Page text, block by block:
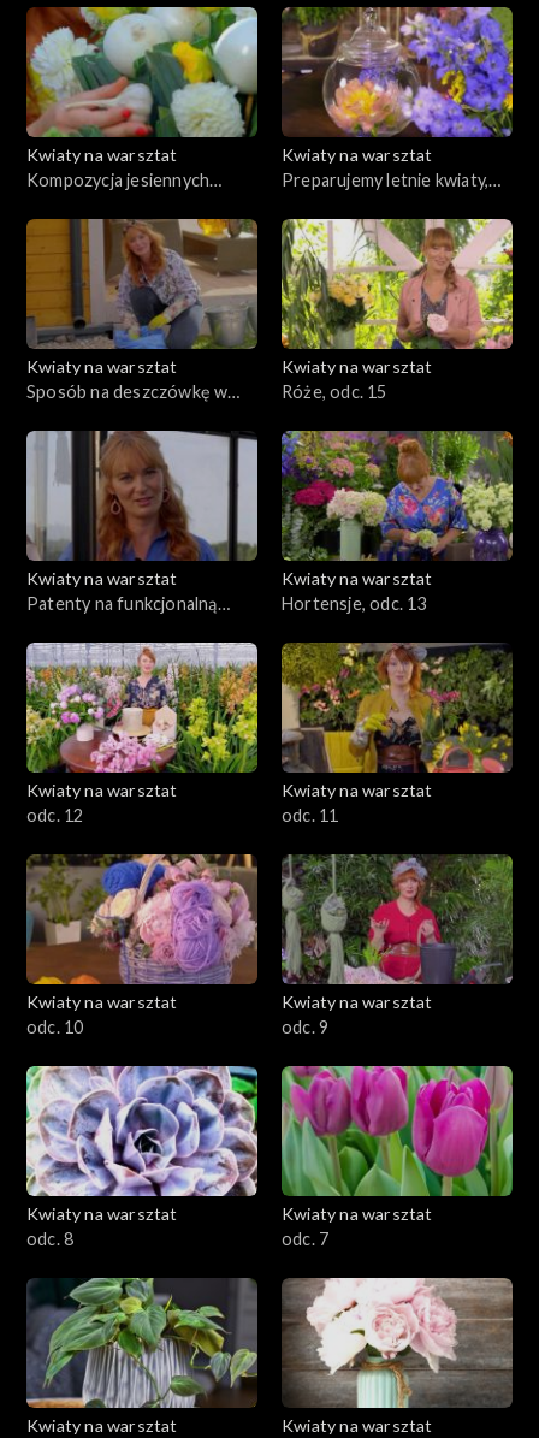
odc. 21
ochronne i odżywki, odc. 19
Kwiaty na warsztat
Kompozycja jesiennych
Kwiaty na warsztat
Preparujemy letnie kwiaty,
odc. 17
Kwiaty na warsztat
Sposób na deszczówkę w
Kwiaty na warsztat
Róże, odc. 15
Kwiaty na warsztat
Patenty na funkcjonalną
Kwiaty na warsztat
Hortensje, odc. 13
Kwiaty na warsztat
odc. 12
Kwiaty na warsztat
odc. 11
Kwiaty na warsztat
odc. 10
Kwiaty na warsztat
odc. 9
Kwiaty na warsztat
odc. 8
Kwiaty na warsztat
odc. 7
Kwiaty na warsztat
Kwiaty na warsztat